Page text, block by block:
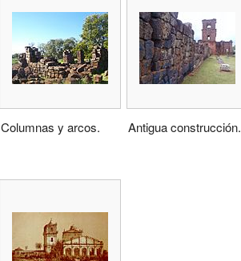
Columnas y arcos. Antigua construcción.